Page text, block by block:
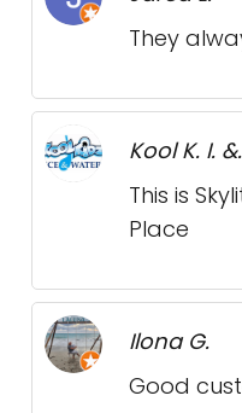
They
Kool K. I.
This is
Place
Ilona G.
Good